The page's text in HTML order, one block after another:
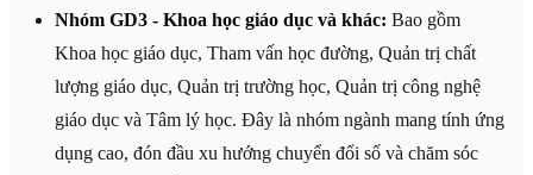
Nhóm GD3 - Khoa học giáo dục và khác: Bao gồm
Khoa học giáo dục, Tham vấn học đường, Quản trị chất
lượng giáo dục, Quản trị trường học, Quản trị công nghệ
giáo dục và Tâm lý học. Đây là nhóm ngành mang tính ứng
dụng cao, đón đầu xu hướng chuyển đổi số và chăm sóc